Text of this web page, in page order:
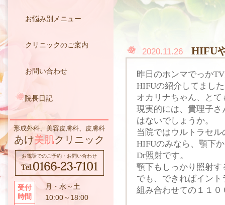
お悩み別メニュー
クリニックのご案内
お問い合わせ
院長日記
形成外科、美容皮膚科、皮膚科
あけ美肌クリニック
お電話でのご予約・お問い合わせ
受付
時間
月・水～土
10:00～18:00
2020.11.26 HIFU
昨日のホンマでっか
HIFUの紹介してまし
オカリナちゃん、と
現実的には、貴理子
はないでしょうか。
当院ではウルトラセル
HIFUのみなら、顎下
Dr照射です。
顎下もしっかり照射
でも、できればイン
組み合わせての１１